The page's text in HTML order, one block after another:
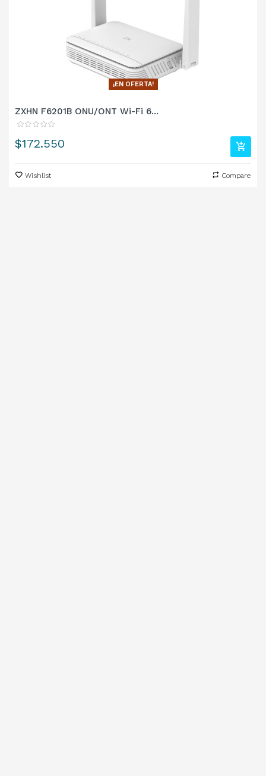
¡EN OFERTA!
ZXHN F6201B ONU/ONT Wi-Fi 6...
Precio
$172.550
Wishlist Compare